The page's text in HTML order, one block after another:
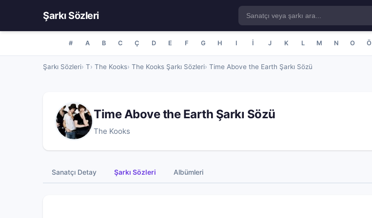
Şarkı Sözleri
# A B C Ç D E F G H I İ J K L M N O Ö
Şarkı Sözleri T The Kooks The Kooks Şarkı Sözleri Time Above the Earth Şarkı Sözü
Time Above the Earth Şarkı Sözü
The Kooks
Sanatçı Detay Şarkı Sözleri Albümleri